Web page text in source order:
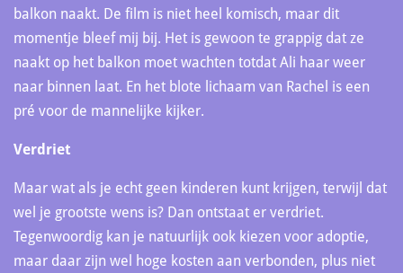
balkon naakt. De film is niet heel komisch, maar dit
momentje bleef mij bij. Het is gewoon te grappig dat ze
naakt op het balkon moet wachten totdat Ali haar weer
naar binnen laat. En het blote lichaam van Rachel is een
pré voor de mannelijke kijker.
Verdriet
Maar wat als je echt geen kinderen kunt krijgen, terwijl dat
wel je grootste wens is? Dan ontstaat er verdriet.
Tegenwoordig kan je natuurlijk ook kiezen voor adoptie,
maar daar zijn wel hoge kosten aan verbonden, plus niet